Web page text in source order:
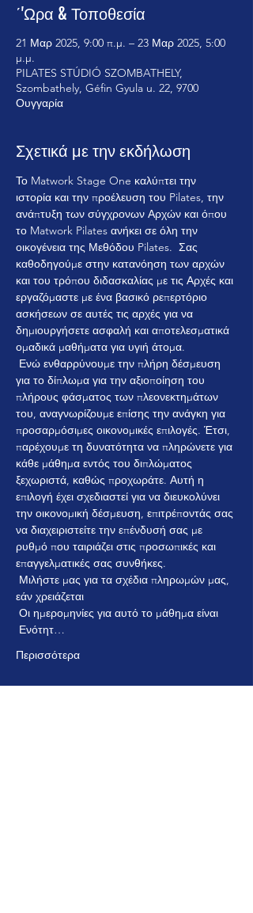
΄'Ωρα & Τοποθεσία
21 Μαρ 2025, 9:00 π.μ. – 23 Μαρ 2025, 5:00
μ.μ.
PILATES STÚDIÓ SZOMBATHELY,
Szombathely, Géfin Gyula u. 22, 9700
Ουγγαρία
Σχετικά με την εκδήλωση
Το Matwork Stage One καλύπτει την
ιστορία και την προέλευση του Pilates, την
ανάπτυξη των σύγχρονων Αρχών και όπου
το Matwork Pilates ανήκει σε όλη την
οικογένεια της Μεθόδου Pilates.  Σας
καθοδηγούμε στην κατανόηση των αρχών
και του τρόπου διδασκαλίας με τις Αρχές και
εργαζόμαστε με ένα βασικό ρεπερτόριο
ασκήσεων σε αυτές τις αρχές για να
δημιουργήσετε ασφαλή και αποτελεσματικά
ομαδικά μαθήματα για υγιή άτομα.
για το δίπλωμα για την αξιοποίηση του
πλήρους φάσματος των πλεονεκτημάτων
του, αναγνωρίζουμε επίσης την ανάγκη για
προσαρμόσιμες οικονομικές επιλογές. Έτσι,
παρέχουμε τη δυνατότητα να πληρώνετε για
κάθε μάθημα εντός του διπλώματος
ξεχωριστά, καθώς προχωράτε. Αυτή η
επιλογή έχει σχεδιαστεί για να διευκολύνει
την οικονομική δέσμευση, επιτρέποντάς σας
να διαχειριστείτε την επένδυσή σας με
ρυθμό που ταιριάζει στις προσωπικές και
επαγγελματικές σας συνθήκες.
εάν χρειάζεται
Οι ημερομηνίες για αυτό το μάθημα είναι
Ενότητ…
Περισσότερα